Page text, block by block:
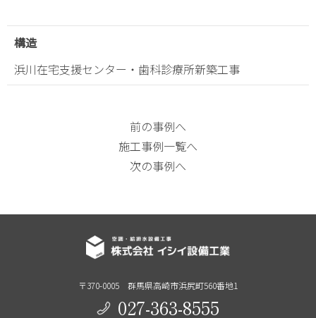
構造
浜川在宅支援センター・歯科診療所新築工事
前の事例へ
施工事例一覧へ
次の事例へ
〒370-0005 群⾺県⾼崎市浜尻町560番地1
027-363-8555